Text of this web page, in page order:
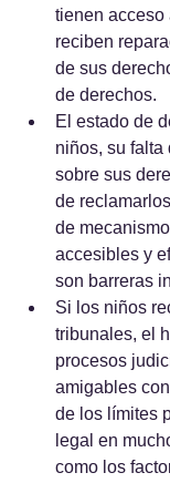
tienen acceso
reciben
de sus
de derechos.
El estado de
niños, su falta
sobre sus
de
de
accesibles y
son barreras
Si los niños
tribunales, el
procesos
amigables
de los límites
legal en
como los